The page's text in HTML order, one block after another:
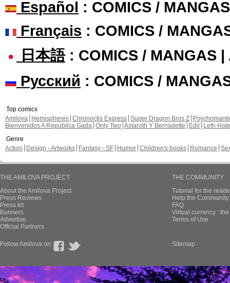
Español : COMICS /
Français : COMICS /
日本語: COMICS / MANGAS |
Русский : COMICS /
Top comics
Amilova
Hemispheres Chronoctis Express Super Dragon Bros Z
Bienvenidos A República Gada Only Two Astaroth Y Bernadette Edil
Leth Hate
Genre
Action
Design - Artworks Fantasy - SF Humor Children's books Romance
THE AMILOVA PROJECT
About the Amilova Project
Press Reviews
Press kit
Banners
Advertise
Official Partners
THE COMMUNITY
Tutorial for the
Help the
FAQ
Virtual currency :
Terms of Use
Follow Amilova on Sitemap